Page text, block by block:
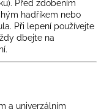
Před zdobením
hadříkem nebo
Při lepení používejte
dbejte na
a univerzálním